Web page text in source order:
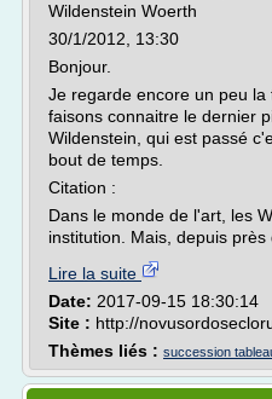
Wildenstein Woerth
30/1/2012, 13:30
Bonjour.
Je regarde encore un peu
faisons connaitre le dernier
Wildenstein, qui est passé
bout de temps.
Citation :
Dans le monde de l'art, les
institution. Mais, depuis près
Lire la suite
Date: 2017-09-15 18:30:14
Site : http://
Thèmes liés : succession